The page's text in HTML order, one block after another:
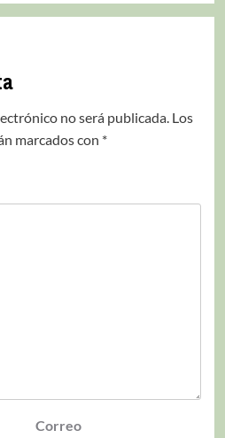
no será publicada. Los
marcados con *
Correo